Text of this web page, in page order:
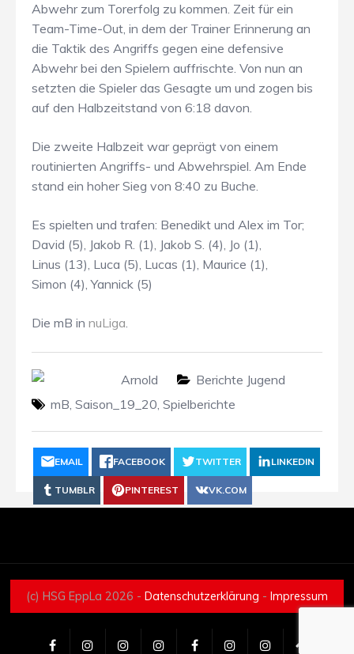
Abwehr zum Torerfolg zu kommen. Zeit für ein
Team-Time-Out, in dem der Trainer Erinnerung an
die Taktik des Angriffs gegen eine defensive
Abwehr bei den Spielern auffrischte. Von nun an
setzten die Spieler das Gesagte um und zogen bis
auf den Halbzeitstand von 6:18 davon.
Die zweite Halbzeit war geprägt von einem
routinierten Angriffs- und Abwehrspiel. Am Ende
stand ein hoher Sieg von 8:40 zu Buche.
Es spielten und trafen: Benedikt und Alex im Tor;
David (5), Jakob R. (1), Jakob S. (4), Jo (1),
Linus (13), Luca (5), Lucas (1), Maurice (1),
Simon (4), Yannick (5)
Die mB in nuLiga.
Arnold
Berichte Jugend
mB, Saison_19_20, Spielberichte
EMAIL FACEBOOK TWITTER LINKEDIN
TUMBLR PINTEREST VK.COM
(c) HSG EppLa 2026 - Datenschutzerklärung - Impressum